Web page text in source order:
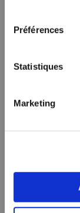
Préférences
Statistiques
Marketing